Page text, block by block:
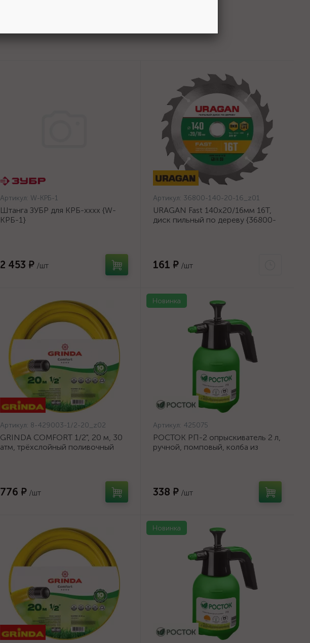
Артикул: W-КРБ-1
Штанга ЗУБР для КРБ-хххх {W-
КРБ-1}
2 453 ₽ /шт
Артикул: 36800-140-20-16_z01
URAGAN Fast 140x20/16мм 16Т,
диск пильный по дереву {36800-
161 ₽ /шт
Артикул: 8-429003-1/2-20_z02
GRINDA COMFORT 1/2", 20 м, 30
атм, трёхслойный поливочный
776 ₽ /шт
Новинка
Артикул: 425075
РОСТОК РП-2 опрыскиватель 2 л,
ручной, помповый, колба из
338 ₽ /шт
Новинка